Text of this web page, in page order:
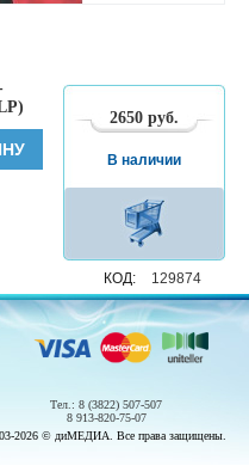
2650 руб.
КОД: 129874
В наличии
Тел.: 8 (3822) 507-507
8 913-820-75-07
2026 © диМЕДИА. Все права защищены.